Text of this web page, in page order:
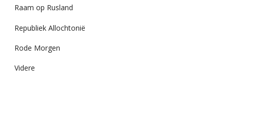
Raam op Rusland
Republiek Allochtonië
Rode Morgen
Videre